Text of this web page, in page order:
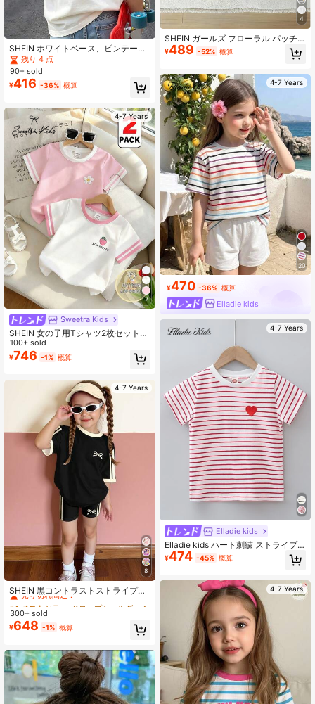
SHEIN ホワイトベース、ビンテージ
沿岸フルーツ&ロブスター柄、ガール
ズカジュアルミニマリストショート
スリーブフィッティングクルーネッ
クTシャツ、春夏の日常着、アウトド
ア、快適、スタイリッシュガール
ズ、カジュアルウェア、キッズビン
テージ沿岸グラフィックティー、ニ
ュースタイル、ホームカミング、リ
ラックスした雰囲気、新学期、ガー
リースタイル
残り 4 点
90+ sold
¥416 -36% 概算
4-7 Years
7
Sweetra Kids
SHEIN 女の子用Tシャツ2枚セット、
花柄レッドTシャツと苺柄ホワイトT
シャツ、快適な夏スタイル、春夏秋
に適用、ホワイト、ピンク、デイリ
いいガールズトップス 4歳-7歳
100+ sold
¥746 -1% 概算
4-7 Years
8
SHEIN 黒コントラストストライプ、
ミニリボン柄、若い女の子カジュア
ルミニマリスト快適ラウンドネック
ルーズ 半袖Tシャツトップとスキニ
ーバイクショーツレギンスセット、
デイリーウェア、ストリートスタイ
ル、外出、自宅、バケーション、ス
ポーツ、ホームカミング、入学、春
夏に適しています
#4 ベストセラー
ドロップショルダー 若い女の子のTシャツコーデ
売り切れ間近！
#4 ベストセラー
売り切れ間近！
#4 ベストセラー
売り切れ間近！
#4 ベストセラー
ドロップショルダー 若い女の子のTシャツコーデ
300+ sold
¥648 -1% 概算
4
SHEIN ガールズ フローラル パッチ
ストライプ 半袖 カジュアルTシャツ
¥489 -52% 概算
4-7 Years
20
¥470 -36% 概算
Elladie kids
4-7 Years
Elladie kids
Elladie kids ハート刺繍 ストライプT
シャツ 少女用
¥474 -45% 概算
4-7 Years